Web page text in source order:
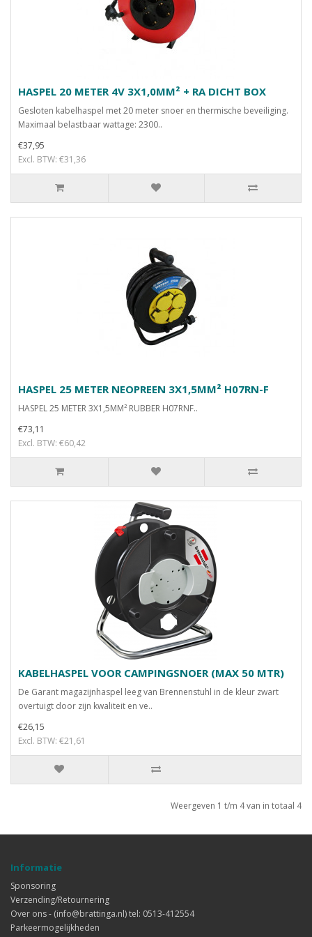
HASPEL 20 METER 4V 3X1,0MM² + RA DICHT BOX
Gesloten kabelhaspel met 20 meter snoer en thermische beveiliging.
Maximaal belastbaar wattage: 2300..
€37,95
Excl. BTW: €31,36
HASPEL 25 METER NEOPREEN 3X1,5MM² H07RN-F
HASPEL 25 METER 3X1,5MM² RUBBER H07RNF..
€73,11
Excl. BTW: €60,42
KABELHASPEL VOOR CAMPINGSNOER (MAX 50 MTR)
De Garant magazijnhaspel leeg van Brennenstuhl in de kleur zwart
overtuigt door zijn kwaliteit en ve..
€26,15
Excl. BTW: €21,61
Weergeven 1 t/m 4 van in totaal 4
Informatie
Sponsoring
Verzending/Retournering
Over ons - (info@brattinga.nl) tel: 0513-412554
Parkeermogelijkheden